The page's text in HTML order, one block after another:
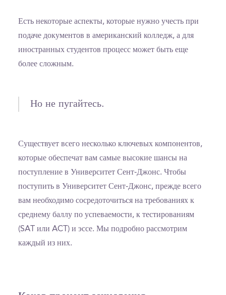
Есть некоторые аспекты, которые нужно учесть при
подаче документов в американский колледж, а для
иностранных студентов процесс может быть еще
более сложным.
Но не пугайтесь.
Существует всего несколько ключевых компонентов,
которые обеспечат вам самые высокие шансы на
поступление в Университет Сент-Джонс. Чтобы
поступить в Университет Сент-Джонс, прежде всего
вам необходимо сосредоточиться на требованиях к
среднему баллу по успеваемости, к тестированиям
(SAT или ACT) и эссе. Мы подробно рассмотрим
каждый из них.